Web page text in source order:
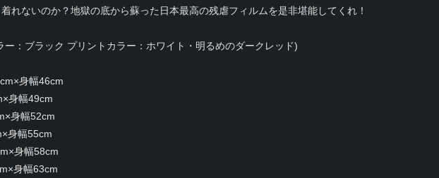
れないのか？地獄の底から蘇った日本最高の残虐フィルムを是非堪能してくれ！
ー：ブラック プリントカラー：ホワイト・明るめのダークレッド)
身幅46cm
身幅49cm
身幅52cm
身幅55cm
身幅58cm
身幅63cm